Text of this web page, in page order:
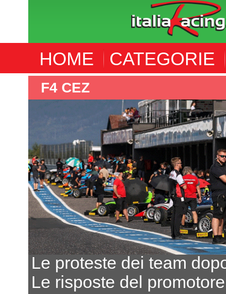
HOME CATEGORIE
ALTRE
Eurocup-5, il progetto
8 team, 5 eventi,